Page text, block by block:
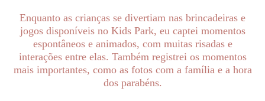
Enquanto as crianças se divertiam nas brincadeiras e
jogos disponíveis no Kids Park, eu captei momentos
espontâneos e animados, com muitas risadas e
interações entre elas. Também registrei os momentos
mais importantes, como as fotos com a família e a hora
dos parabéns.